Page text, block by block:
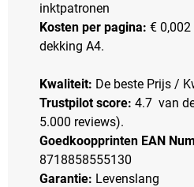
inktpatronen
Kosten per pagina: € 0,002
dekking A4.
Kwaliteit: De beste Prijs /
Trustpilot score: 4.7 van
5.000 reviews).
Goedkoopprinten EAN
8718858555130
Garantie: Levenslang